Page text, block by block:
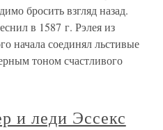
бросить взгляд назад.
в 1587 г. Рэлея из
начала соединял льстивые
тоном счастливого
и леди Эссекс